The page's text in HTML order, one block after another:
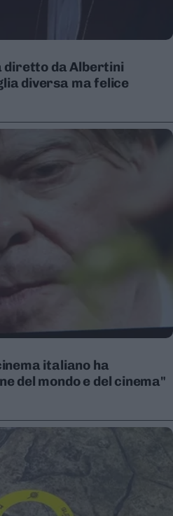
diretto da Albertini
diversa ma felice
italiano ha
del mondo e del cinema"